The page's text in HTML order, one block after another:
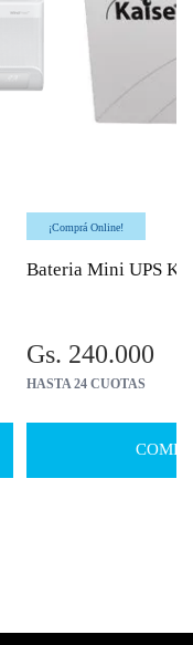
¡Comprá Online!
Bateria Mini UPS
Gs. 240.000
HASTA 24 CUOTAS